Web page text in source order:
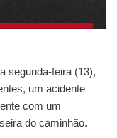
segunda-feira (13),
um acidente
com um
do caminhão.